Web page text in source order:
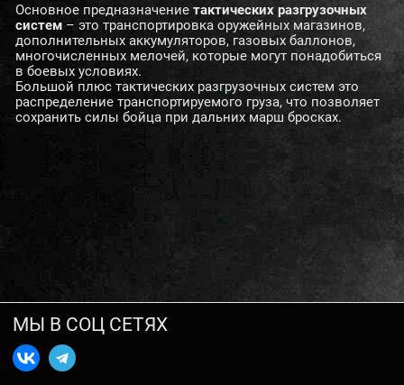
Основное предназначениетактических разгрузочных
систем – это транспортировка оружейных магазинов,
дополнительных аккумуляторов, газовых баллонов,
многочисленных мелочей, которые могут понадобиться
в боевых условиях.
Большой плюс тактических разгрузочных систем это
распределение транспортируемого груза, что позволяет
сохранить силы бойца при дальних марш бросках.
МЫ В СОЦ СЕТЯХ